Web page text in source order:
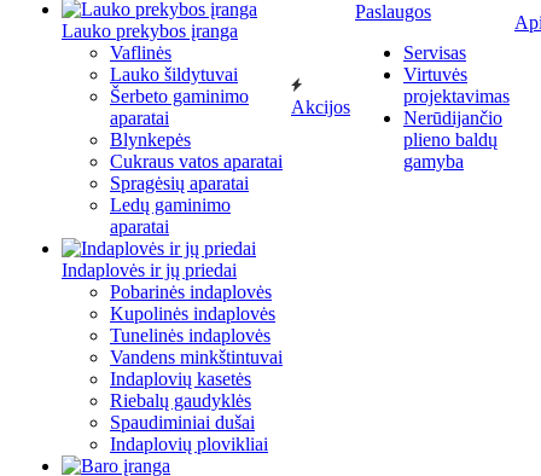
Lauko prekybos įranga
Vaflinės
Lauko šildytuvai
Šerbeto gaminimo
aparatai
Blynkepės
Cukraus vatos aparatai
Spragėsių aparatai
Ledų gaminimo
aparatai
Indaplovės ir jų priedai
Pobarinės indaplovės
Kupolinės indaplovės
Tunelinės indaplovės
Vandens minkštintuvai
Indaplovių kasetės
Riebalų gaudyklės
Spaudiminiai dušai
Indaplovių plovikliai
Akcijos
Paslaugos
Servisas
Virtuvės
projektavimas
Nerūdijančio
plieno baldų
gamyba